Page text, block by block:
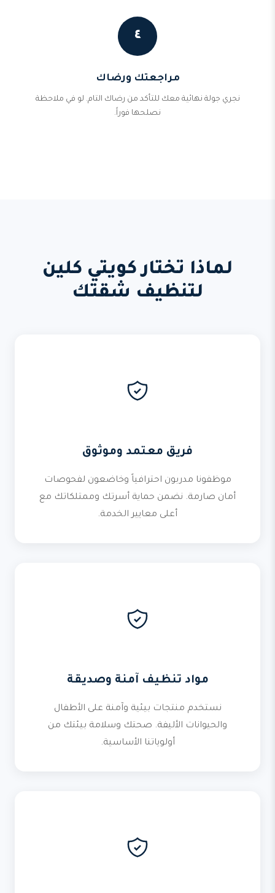
٤
مراجعتك ورضاك
نجري جولة نهائية معك للتأكد من رضاك التام. لو في ملاحظة
نصلحها فوراً.
لماذا تختار كويتي كلين
لتنظيف شقتك
فريق معتمد وموثوق
موظفونا مدربون احترافياً وخاضعون لفحوصات
أمان صارمة. نضمن حماية أسرتك وممتلكاتك مع
أعلى معايير الخدمة.
مواد تنظيف آمنة وصديقة
نستخدم منتجات بيئية وآمنة على الأطفال
والحيوانات الأليفة. صحتك وسلامة بيئتك من
أولوياتنا الأساسية.